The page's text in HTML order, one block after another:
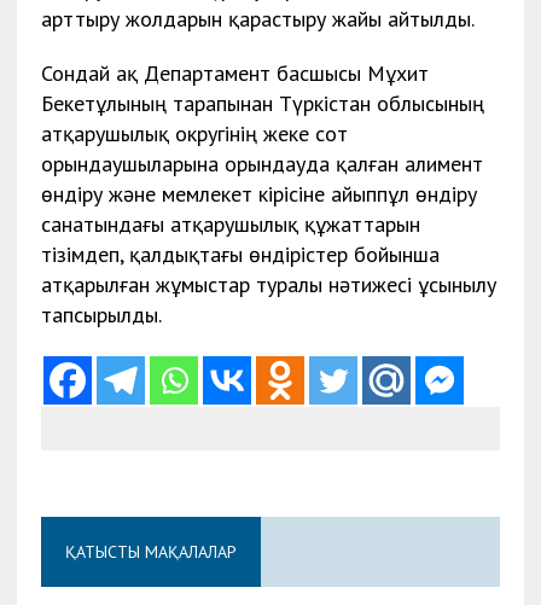
арттыру жолдарын қарастыру жайы айтылды.
Сондай ақ Департамент басшысы Мұхит
Бекетұлының тарапынан Түркістан облысының
атқарушылық округінің жеке сот
орындаушыларына орындауда қалған алимент
өндіру және мемлекет кірісіне айыппұл өндіру
санатындағы атқарушылық құжаттарын
тізімдеп, қалдықтағы өндірістер бойынша
атқарылған жұмыстар туралы нәтижесі ұсынылу
тапсырылды.
ҚАТЫСТЫ МАҚАЛАЛАР